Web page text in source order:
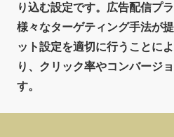
り込む設定です。広告配信プ
様々なターゲティング手法が
ット設定を適切に行うことに
り、クリック率やコンバージ
す。